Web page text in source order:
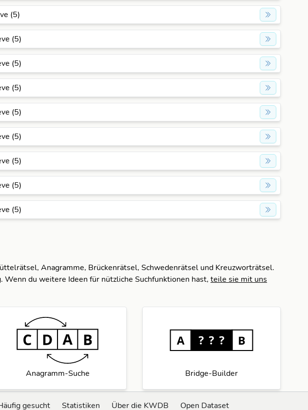
(5)
(5)
(5)
(5)
(5)
(5)
(5)
(5)
(5)
Anagramme, Brückenrätsel, Schwedenrätsel und Kreuzworträtsel.
du weitere Ideen für nützliche Suchfunktionen hast, teile sie mit uns
Anagramm-Suche Bridge-Builder
gesucht Statistiken Über die KWDB Open Dataset